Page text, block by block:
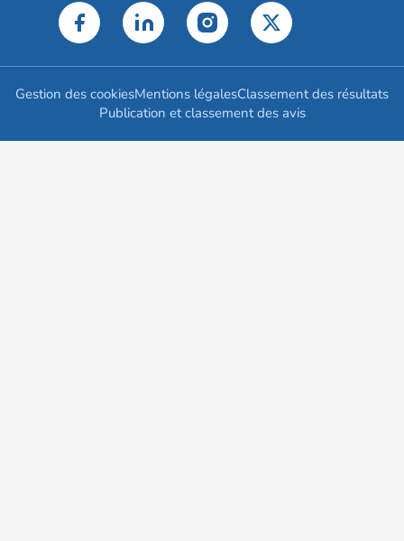
Gestion des cookiesMentions légalesClassement des résultats
Publication et classement des avis